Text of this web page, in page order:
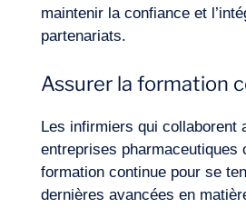
maintenir la confiance et
partenariats.
Assurer la formation
Les infirmiers qui collaborent
entreprises pharmaceutiques
formation continue pour se
dernières avancées en